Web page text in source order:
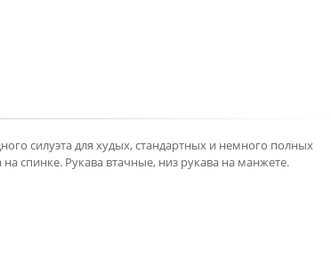
силуэта для худых, стандартных и немного полных
спинке. Рукава втачные, низ рукава на манжете.